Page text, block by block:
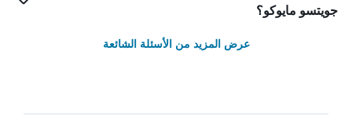
جويتسو مايوكو؟
عرض المزيد من الأسئلة الشائعة